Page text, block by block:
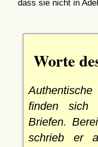
dass sie nicht in
Worte
finden sich
Briefen.
schrieb er